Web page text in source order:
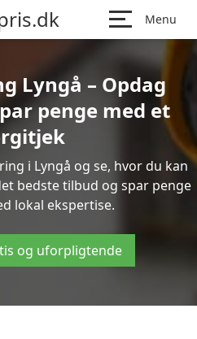
Menu
Lyngå – Opdag
penge med et
i Lyngå og se, hvor du kan
bedste tilbud og spar penge
lokal ekspertise.
og uforpligtende